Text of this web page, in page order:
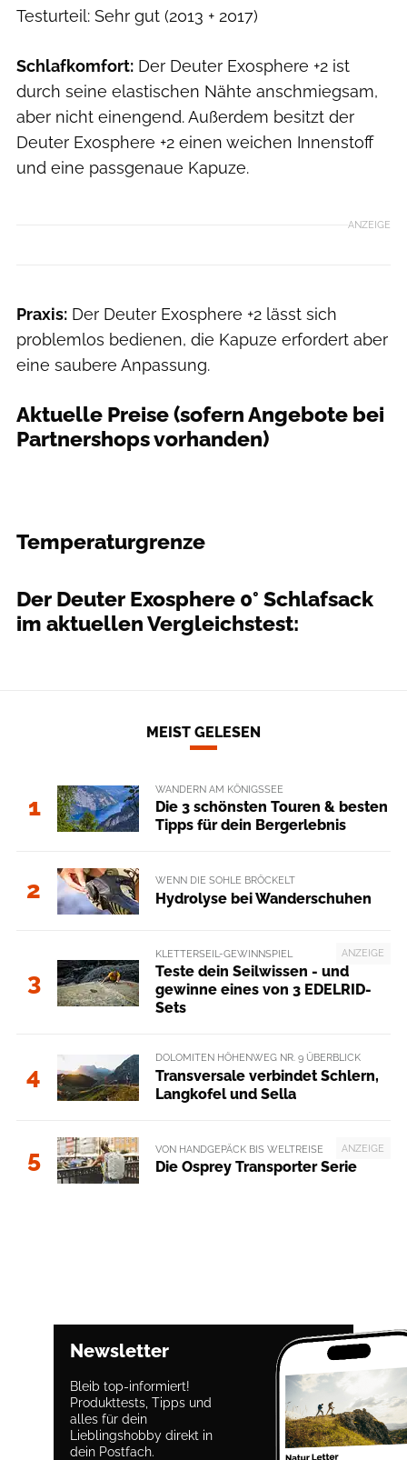
Testurteil: Sehr gut (2013 + 2017)
Schlafkomfort: Der Deuter Exosphere +2 ist
durch seine elastischen Nähte anschmiegsam,
aber nicht einengend. Außerdem besitzt der
Deuter Exosphere +2 einen weichen Innenstoff
und eine passgenaue Kapuze.
ANZEIGE
Praxis: Der Deuter Exosphere +2 lässt sich
problemlos bedienen, die Kapuze erfordert aber
eine saubere Anpassung.
Aktuelle Preise (sofern Angebote bei
Partnershops vorhanden)
Temperaturgrenze
Der Deuter Exosphere 0° Schlafsack
im aktuellen Vergleichstest:
MEIST GELESEN
1
WANDERN AM KÖNIGSSEE
Die 3 schönsten Touren & besten
Tipps für dein Bergerlebnis
2 WENN DIE SOHLE BRÖCKELT
Hydrolyse bei Wanderschuhen
3
ANZEIGE
KLETTERSEIL-GEWINNSPIEL
Teste dein Seilwissen - und
gewinne eines von 3 EDELRID-
Sets
4
DOLOMITEN HÖHENWEG NR. 9 ÜBERBLICK
Transversale verbindet Schlern,
Langkofel und Sella
5 ANZEIGE
VON HANDGEPÄCK BIS WELTREISE
Die Osprey Transporter Serie
Newsletter
Bleib top-informiert!
Produkttests, Tipps und
alles für dein
Lieblingshobby direkt in
dein Postfach.